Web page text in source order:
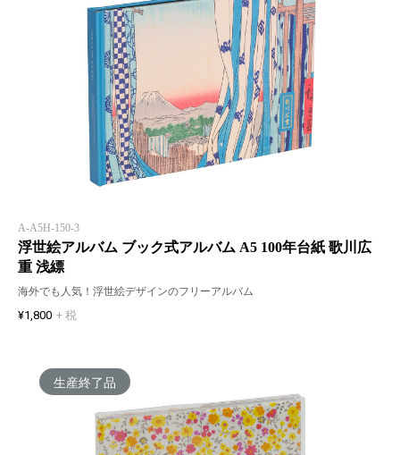
A-A5H-150-3
浮世絵アルバム ブック式アルバム A5 100年台紙 歌川広
重 浅縹
海外でも人気！浮世絵デザインのフリーアルバム
¥1,800 + 税
生産終了品